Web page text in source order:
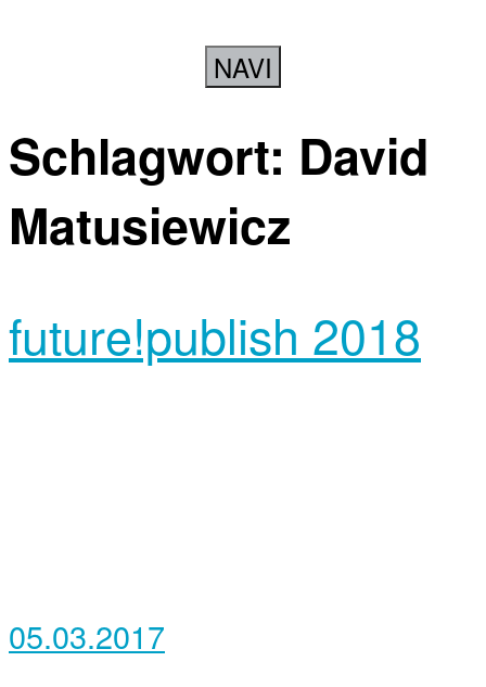
NAVI
Schlagwort: David
Matusiewicz
future!publish 2018
05.03.2017